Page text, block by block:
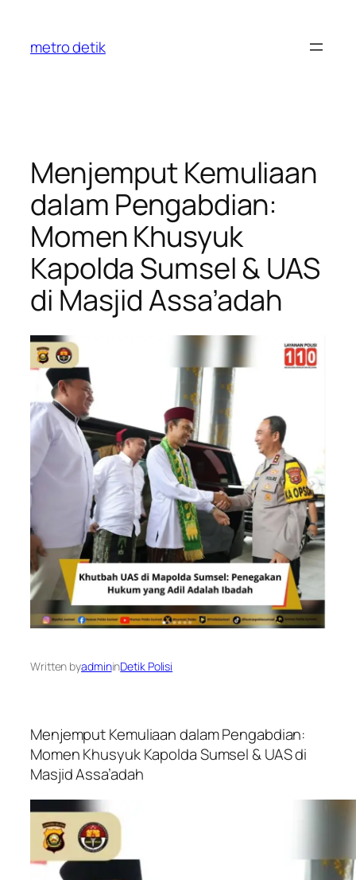
content
metro detik
Menjemput Kemuliaan
dalam Pengabdian:
Momen Khusyuk
Kapolda Sumsel & UAS
di Masjid Assa’adah
Written byadmininDetik Polisi
Menjemput Kemuliaan dalam Pengabdian:
Momen Khusyuk Kapolda Sumsel & UAS di
Masjid Assa’adah